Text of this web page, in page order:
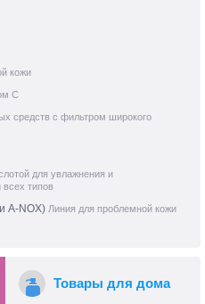
кожи
С
средств с фильтром широкого
для увлажнения и
всех типов
A-NOX) Линия для проблемной кожи
Товары для дома